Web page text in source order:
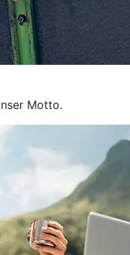
Motto.